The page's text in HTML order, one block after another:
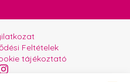
Feltételek
tájékoztató